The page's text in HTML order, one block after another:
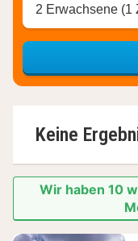
2 Erwachsene (1
Keine
Wir haben 10